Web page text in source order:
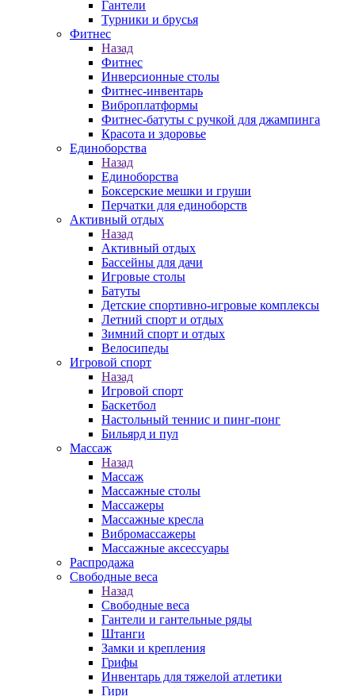
Гантели
Турники и брусья
Фитнес
Назад
Фитнес
Инверсионные столы
Фитнес-инвентарь
Виброплатформы
Фитнес-батуты с ручкой для джампинга
Красота и здоровье
Единоборства
Назад
Единоборства
Боксерские мешки и груши
Перчатки для единоборств
Активный отдых
Назад
Активный отдых
Бассейны для дачи
Игровые столы
Батуты
Детские спортивно-игровые комплексы
Летний спорт и отдых
Зимний спорт и отдых
Велосипеды
Игровой спорт
Назад
Игровой спорт
Баскетбол
Настольный теннис и пинг-понг
Бильярд и пул
Массаж
Назад
Массаж
Массажные столы
Массажеры
Массажные кресла
Вибромассажеры
Массажные аксессуары
Распродажа
Свободные веса
Назад
Свободные веса
Гантели и гантельные ряды
Штанги
Замки и крепления
Грифы
Инвентарь для тяжелой атлетики
Гири